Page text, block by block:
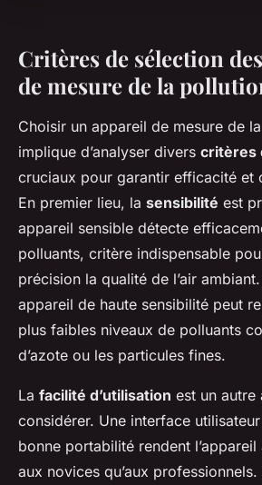
Critères de sélection
de mesure de la
Choisir un appareil de mesure de
implique d’analyser divers critères
cruciaux pour garantir efficacité et
En premier lieu, la sensibilité est
appareil sensible détecte
polluants, critère indispensable
précision la qualité de l’air
appareil de haute sensibilité peut
plus faibles niveaux de polluants
d’azote ou les particules fines.
La facilité d’utilisation est un autre
considérer. Une interface
bonne portabilité rendent
aux novices qu’aux